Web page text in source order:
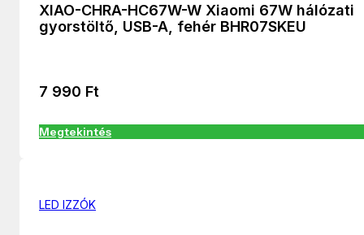
XIAO-CHRA-HC67W-W Xiaomi 67W hálózati
gyorstöltő, USB-A, fehér BHR07SKEU
7 990 Ft
Megtekintés
LED IZZÓK